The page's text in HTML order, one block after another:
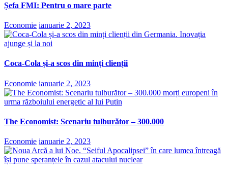
Șefa FMI: Pentru o mare parte
Economie ianuarie 2, 2023
Coca-Cola și-a scos din minți clienții
Economie ianuarie 2, 2023
The Economist: Scenariu tulburător – 300.000
Economie ianuarie 2, 2023